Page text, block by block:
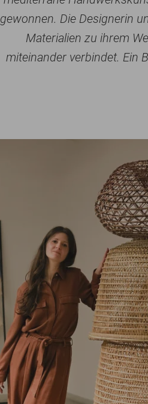
gewonnen. Die Designerin
Materialien zu ihrem
miteinander verbindet. Ein